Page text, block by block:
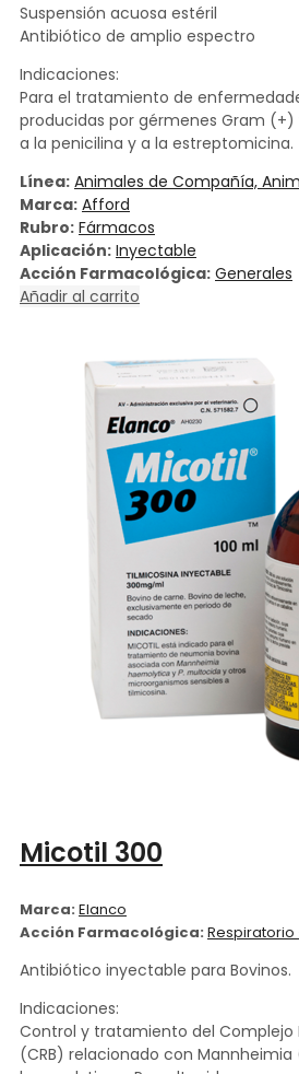
Suspensión acuosa estéril
Antibiótico de amplio espectro
Indicaciones:
Para el tratamiento de
producidas por gérmenes Gram
a la penicilina y a la estreptomicina.
Línea: Animales de Compañía,
Marca: Afford
Rubro: Fármacos
Aplicación: Inyectable
Acción Farmacológica: Generales
Añadir al carrito
Micotil 300
Marca: Elanco
Acción Farmacológica: Respiratorio
Antibiótico inyectable para Bovinos.
Indicaciones:
Control y tratamiento del Complejo
(CRB) relacionado con Mannheimia